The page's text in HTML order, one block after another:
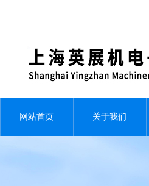
网站首页 关于我们